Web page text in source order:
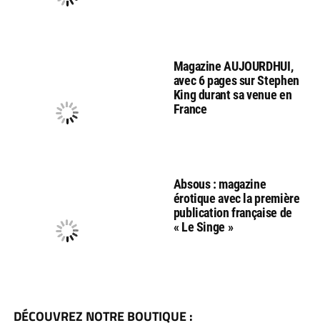
Magazine AUJOURDHUI,
avec 6 pages sur Stephen
King durant sa venue en
France
Absous : magazine
érotique avec la première
publication française de
« Le Singe »
DÉCOUVREZ NOTRE BOUTIQUE :